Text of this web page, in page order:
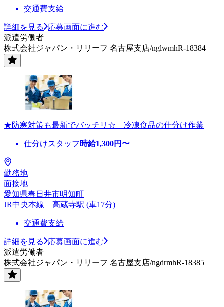
交通費支給
詳細を見る
応募画面に進む
派遣労働者
株式会社ジャパン・リリーフ 名古屋支店/nglwmhR-18384
★防寒対策も最新でバッチリ☆ 冷凍食品の仕分け作業
仕分けスタッフ 時給1,300円〜
勤務地
面接地
愛知県春日井市明知町
JR中央本線 高蔵寺駅 (車17分)
交通費支給
詳細を見る
応募画面に進む
派遣労働者
株式会社ジャパン・リリーフ 名古屋支店/ngdrmhR-18385